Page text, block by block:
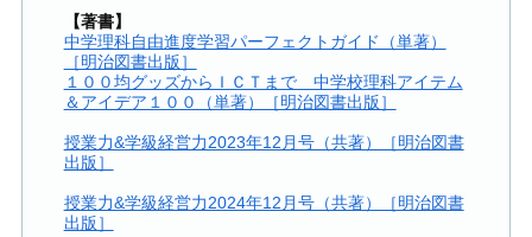
【著書】
中学理科自由進度学習パーフェクトガイド（単著）
［明治図書出版］
１００均グッズからＩＣＴまで 中学校理科アイテム
＆アイデア１００（単著）［明治図書出版］
授業力&学級経営力2023年12月号（共著）［明治図書
出版］
授業力&学級経営力2024年12月号（共著）［明治図書
出版］